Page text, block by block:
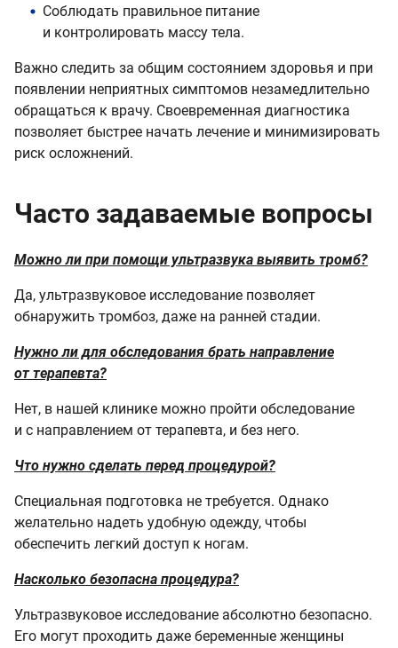
Соблюдать правильное питание
и контролировать массу тела.
Важно следить за общим состоянием здоровья и при
появлении неприятных симптомов незамедлительно
обращаться к врачу. Своевременная диагностика
позволяет быстрее начать лечение и минимизировать
риск осложнений.
Часто задаваемые вопросы
Можно ли при помощи ультразвука выявить тромб?
Да, ультразвуковое исследование позволяет
обнаружить тромбоз, даже на ранней стадии.
Нужно ли для обследования брать направление
от терапевта?
Нет, в нашей клинике можно пройти обследование
и с направлением от терапевта, и без него.
Что нужно сделать перед процедурой?
Специальная подготовка не требуется. Однако
желательно надеть удобную одежду, чтобы
обеспечить легкий доступ к ногам.
Насколько безопасна процедура?
Ультразвуковое исследование абсолютно безопасно.
Его могут проходить даже беременные женщины